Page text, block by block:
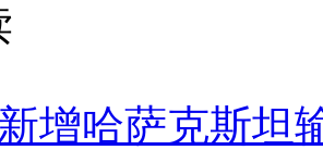
增哈萨克斯坦